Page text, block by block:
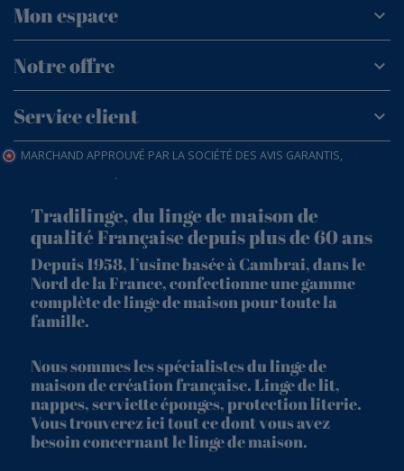
Mon espace
Notre offre
Service client
MARCHAND APPROUVÉ PAR LA SOCIÉTÉ DES AVIS GARANTIS,
.
Tradilinge, du linge de maison de
qualité Française depuis plus de 60 ans
Depuis 1958, l’usine basée à Cambrai, dans le
Nord de la France, confectionne une gamme
complète de linge de maison pour toute la
famille.
Nous sommes les spécialistes du linge de
maison de création française. Linge de lit,
nappes, serviette éponges, protection literie.
Vous trouverez ici tout ce dont vous avez
besoin concernant le linge de maison.